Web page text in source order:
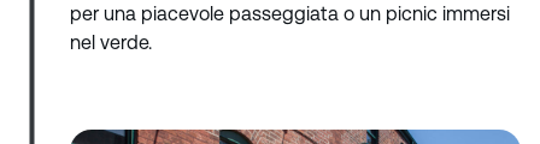
per una piacevole passeggiata o un picnic immersi
nel verde.